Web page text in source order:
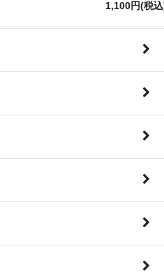
1,100円(税